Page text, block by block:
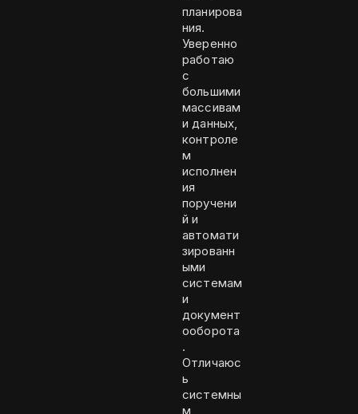
планирова
ния.
Уверенно
работаю
с
большими
массивам
и данных,
контроле
м
исполнен
ия
поручени
й и
автомати
зированн
ыми
системам
и
документ
ооборота
.
Отличаюс
ь
системны
м